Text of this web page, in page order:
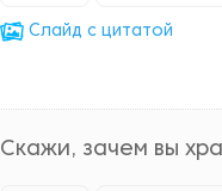
Cлайд с цитатой
Скажи, зачем вы